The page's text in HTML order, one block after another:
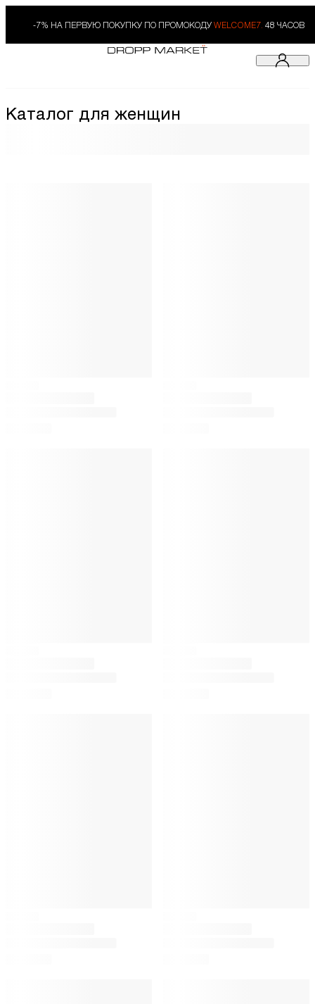
-7% НА ПЕРВУЮ ПОКУПКУ ПО ПРОМОКОДУ WELCOME7. 48 ЧАСОВ
Каталог для женщин